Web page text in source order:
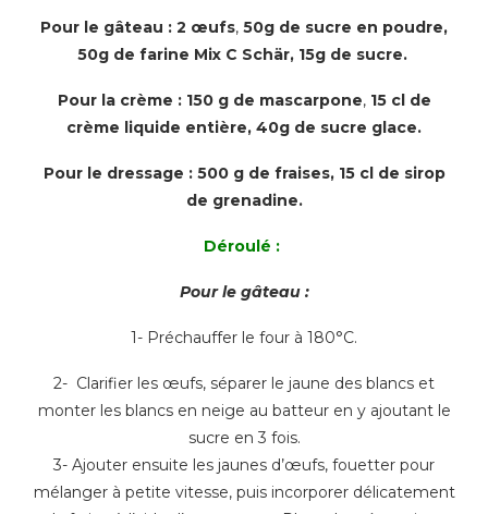
Pour le gâteau : 2 œufs, 50g de sucre en poudre,
50g de farine Mix C Schär, 15g de sucre.
Pour la crème : 150 g de mascarpone, 15 cl de
crème liquide entière, 40g de sucre glace.
Pour le dressage : 500 g de fraises, 15 cl de sirop
de grenadine.
Déroulé :
Pour le gâteau :
1- Préchauffer le four à 180°C.
2- Clarifier les œufs, séparer le jaune des blancs et
monter les blancs en neige au batteur en y ajoutant le
sucre en 3 fois.
3- Ajouter ensuite les jaunes d’œufs, fouetter pour
mélanger à petite vitesse, puis incorporer délicatement